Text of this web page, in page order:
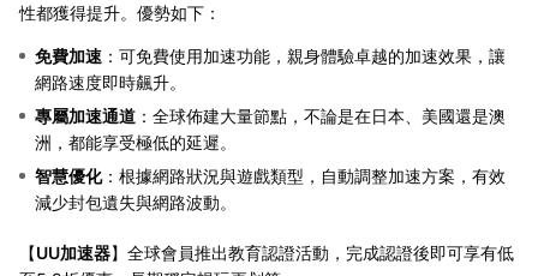
性都獲得提升。優勢如下：
免費加速 ：可免費使用加速功能，親身體驗卓越的加速效果，讓
網路速度即時飆升。
專屬加速通道 ：全球佈建大量節點，不論是在日本、美國還是澳
洲，都能享受極低的延遲。
智慧優化：根據網路狀況與遊戲類型，自動調整加速方案，有效
減少封包遺失與網路波動。
【UU加速器】全球會員推出教育認證活動，完成認證後即可享有低